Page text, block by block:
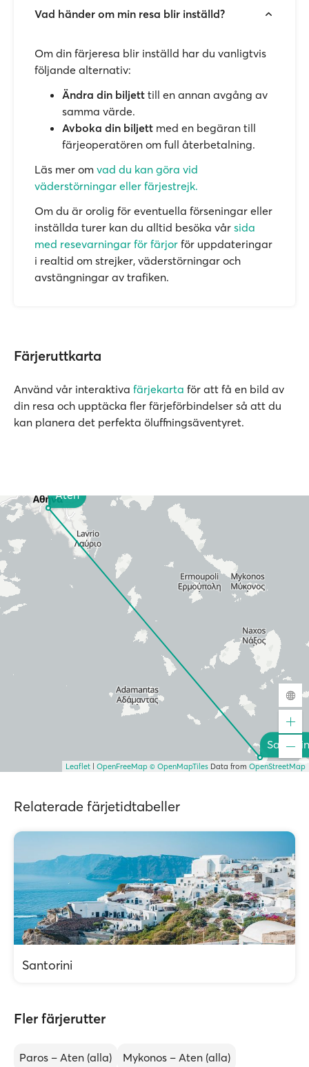
Vad händer om min resa blir inställd?
Om din färjeresa blir inställd har du vanligtvis
följande alternativ:
Ändra din biljett till en annan avgång av
samma värde.
Avboka din biljett med en begäran till
färjeoperatören om full återbetalning.
Läs mer om vad du kan göra vid
väderstörningar eller färjestrejk.
Om du är orolig för eventuella förseningar eller
inställda turer kan du alltid besöka vår sida
med resevarningar för färjor för uppdateringar
i realtid om strejker, väderstörningar och
avstängningar av trafiken.
Färjeruttkarta
Använd vår interaktiva färjekarta för att få en bild av
din resa och upptäcka fler färjeförbindelser så att du
kan planera det perfekta öluffningsäventyret.
Aten
Leaflet OpenFreeMap © OpenMapTiles Data from OpenStreetMap
Relaterade färjetidtabeller
Santorini
Fler färjerutter
Paros – Aten (alla) Mykonos – Aten (alla)